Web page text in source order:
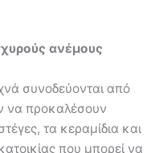
ανέμους
συνοδεύονται από
να προκαλέσουν
τα κεραμίδια και
που μπορεί να